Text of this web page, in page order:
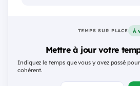
TEMPS SUR PLACE À
Mettre à jour votre
Indiquez le temps que vous y avez passé
cohérent.